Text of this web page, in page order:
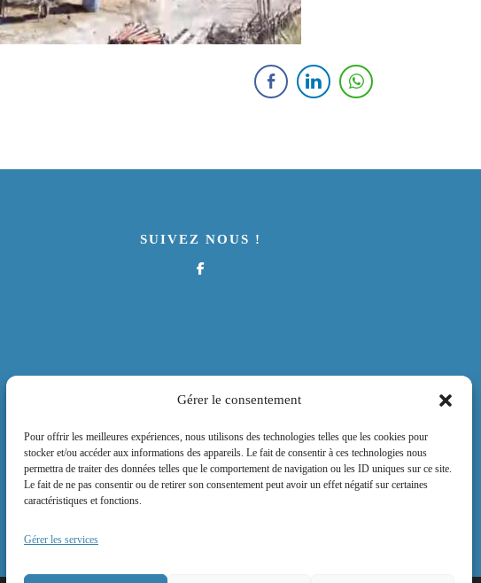
Gérer le consentement
Pour offrir les meilleures expériences, nous utilisons des technologies telles que les cookies pour
stocker et/ou accéder aux informations des appareils. Le fait de consentir à ces technologies nous
permettra de traiter des données telles que le comportement de navigation ou les ID uniques sur ce site.
Le fait de ne pas consentir ou de retirer son consentement peut avoir un effet négatif sur certaines
caractéristiques et fonctions.
Gérer les services
SUIVEZ NOUS !